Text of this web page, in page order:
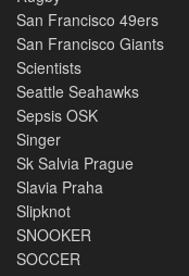
San Francisco 49ers
San Francisco Giants
Scientists
Seattle Seahawks
Sepsis OSK
Singer
Sk Salvia Prague
Slavia Praha
Slipknot
SNOOKER
SOCCER